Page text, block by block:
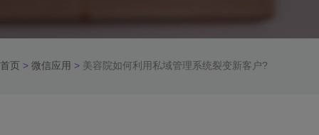
首页 > 微信应用 > 美容院如何利用私域管理系统裂变新客户?